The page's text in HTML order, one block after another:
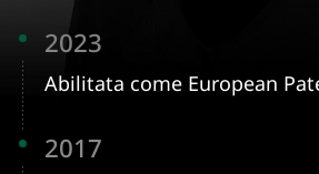
2023
Abilitata come European
2017